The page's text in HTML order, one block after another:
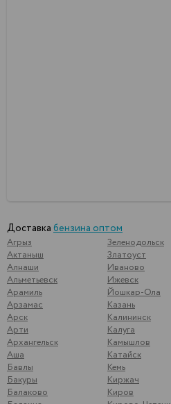
Доставка бензина оптом
Агрыз
Актаныш
Алнаши
Альметьевск
Арамиль
Арзамас
Арск
Арти
Архангельск
Аша
Бавлы
Бакуры
Балаково
Зеленодольск
Златоуст
Иваново
Ижевск
Йошкар-Ола
Казань
Калининск
Калуга
Камышлов
Катайск
Кемь
Киржач
Киров